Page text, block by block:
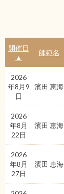
開催日
▲
師範名
2026
年8月9
日
濱田 恵海
2026
年8月
22日
濱田 恵海
2026
年8月
27日
濱田 恵海